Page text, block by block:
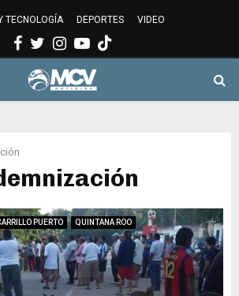
TECNOLOGÍA DEPORTES VIDEO
Facebook
Twitter
Instagram
Youtube
PUERTO QUINTANA ROO